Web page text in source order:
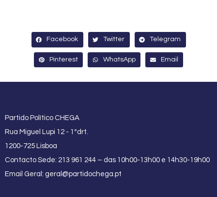
Facebook Twitter Telegram
Pinterest WhatsApp Email
Partido Político CHEGA
Rua Miguel Lupi 12 - 1ºdrt.
1200-725 Lisboa
Contacto Sede: 213 961 244 – das 10h00-13h00 e 14h30-19h00
Email Geral: geral@partidochega.pt